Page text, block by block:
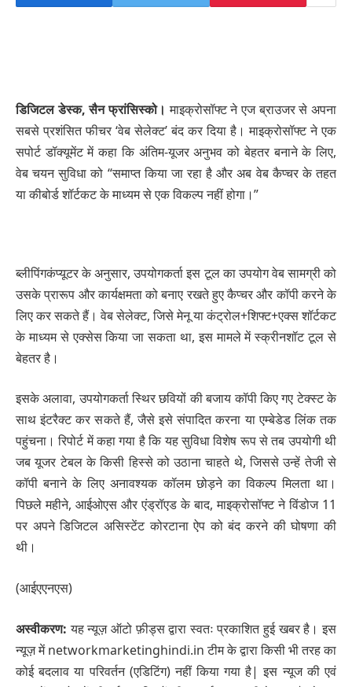
डिजिटल डेस्क, सैन फ्रांसिस्को।माइक्रोसॉफ्ट ने एज ब्राउजर से अपना
सबसे प्रशंसित फीचर ‘वेब सेलेक्ट’ बंद कर दिया है। माइक्रोसॉफ्ट ने एक
सपोर्ट डॉक्यूमेंट में कहा कि अंतिम-यूजर अनुभव को बेहतर बनाने के लिए,
वेब चयन सुविधा को “समाप्त किया जा रहा है और अब वेब कैप्चर के तहत
या कीबोर्ड शॉर्टकट के माध्यम से एक विकल्प नहीं होगा।”
ब्लीपिंगकंप्यूटर के अनुसार, उपयोगकर्ता इस टूल का उपयोग वेब सामग्री को
उसके प्रारूप और कार्यक्षमता को बनाए रखते हुए कैप्चर और कॉपी करने के
लिए कर सकते हैं। वेब सेलेक्ट, जिसे मेनू या कंट्रोल+शिफ्ट+एक्स शॉर्टकट
के माध्यम से एक्सेस किया जा सकता था, इस मामले में स्क्रीनशॉट टूल से
बेहतर है।
इसके अलावा, उपयोगकर्ता स्थिर छवियों की बजाय कॉपी किए गए टेक्स्ट के
साथ इंटरैक्ट कर सकते हैं, जैसे इसे संपादित करना या एम्बेडेड लिंक तक
पहुंचना। रिपोर्ट में कहा गया है कि यह सुविधा विशेष रूप से तब उपयोगी थी
जब यूजर टेबल के किसी हिस्‍से को उठाना चाहते थे, जिससे उन्हें तेजी से
कॉपी बनाने के लिए अनावश्यक कॉलम छोड़ने का विकल्‍प मिलता था।
पिछले महीने, आईओएस और एंड्रॉएड के बाद, माइक्रोसॉफ्ट ने विंडोज 11
पर अपने डिजिटल असिस्टेंट कोरटाना ऐप को बंद करने की घोषणा की
थी।
(आईएएनएस)
अस्वीकरण: यह न्यूज़ ऑटो फ़ीड्स द्वारा स्वतः प्रकाशित हुई खबर है। इस
न्यूज़ में networkmarketinghindi.in टीम के द्वारा किसी भी तरह का
कोई बदलाव या परिवर्तन (एडिटिंग) नहीं किया गया है| इस न्यूज की एवं